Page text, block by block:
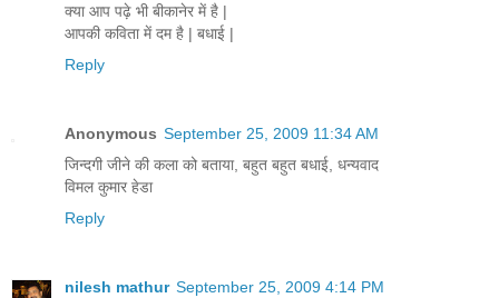
क्या आप पढ़े भी बीकानेर में है |
आपकी कविता में दम है | बधाई |
Reply
Anonymous September 25, 2009 11:34 AM
जिन्दगी जीने की कला को बताया, बहुत बहुत बधाई, धन्यवाद
विमल कुमार हेडा
Reply
nilesh mathur September 25, 2009 4:14 PM